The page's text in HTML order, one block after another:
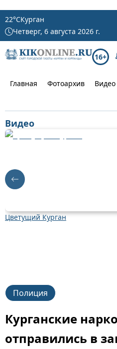
22°CКурган
Четверг, 6 августа 2026 г.
16+
Главная Фотоархив Видео
Видео
Цветущий Курган
Полиция
Курганские
отправились в